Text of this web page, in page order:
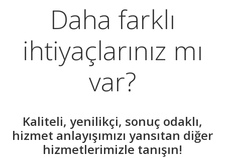
Daha farklı
ihtiyaçlarınız mı
var?
Kaliteli, yenilikçi, sonuç odaklı,
hizmet anlayışımızı yansıtan diğer
hizmetlerimizle tanışın!